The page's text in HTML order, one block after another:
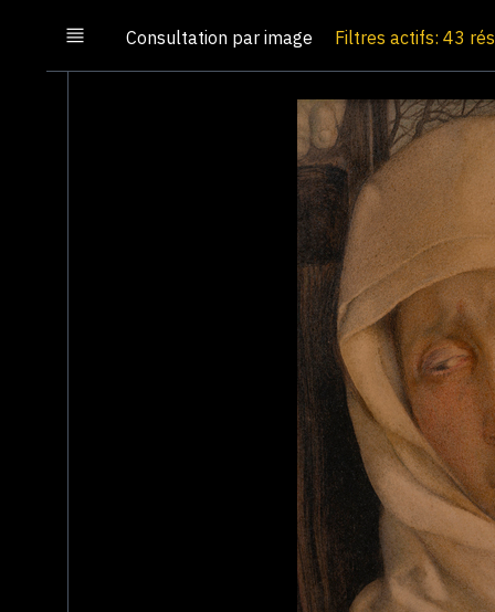
Consultation par image Filtres actifs: 43